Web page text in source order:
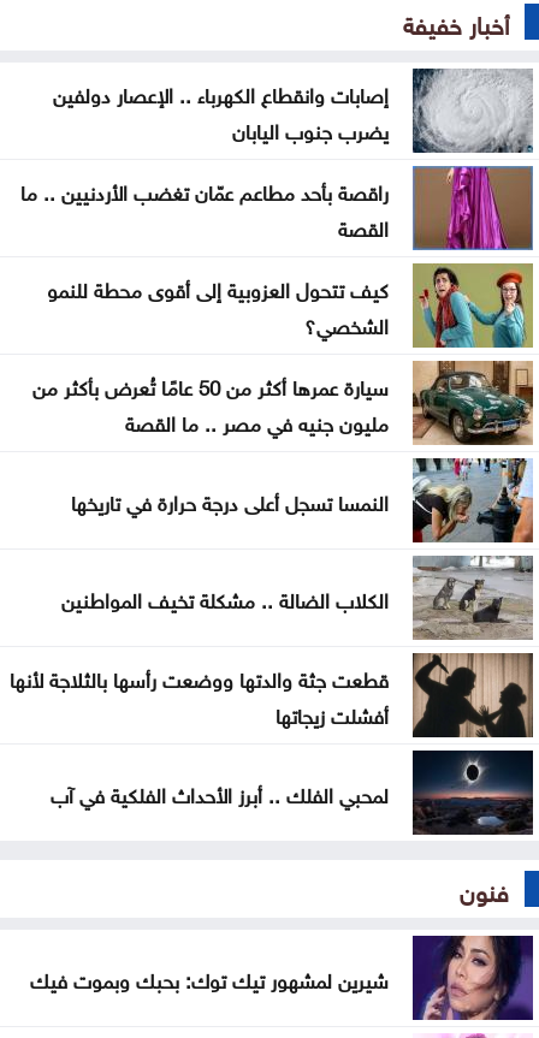
لاعب منتخب النشامى أبو طه ينضم لنادي نيوم
السعودي
المنتخب الوطني لكرة السلة في المجموعة الثانية بدورة
الألعاب الآسيوية
تعرض سفينة إماراتية للاستهداف بصاروخ أثناء عبورها
هرمز
رصد إطلاق صواريخ حوثية تجاه البحر الأحمر
مهم بشأن توصيل الوجبات عبر التطبيقات
تعليق الرحلات القادمة إلى مطار كاتانيا بسبب الدخان
البركاني
أخبار خفيفة
إصابات وانقطاع الكهرباء .. الإعصار دولفين
يضرب جنوب اليابان
راقصة بأحد مطاعم عمّان تغضب الأردنيين .. ما
القصة
كيف تتحول العزوبية إلى أقوى محطة للنمو
الشخصي؟
سيارة عمرها أكثر من 50 عامًا تُعرض بأكثر من
مليون جنيه في مصر .. ما القصة
النمسا تسجل أعلى درجة حرارة في تاريخها
الكلاب الضالة .. مشكلة تخيف المواطنين
قطعت جثة والدتها ووضعت رأسها بالثلاجة لأنها
أفشلت زيجاتها
لمحبي الفلك .. أبرز الأحداث الفلكية في آب
فنون
شيرين لمشهور تيك توك: بحبك وبموت فيك